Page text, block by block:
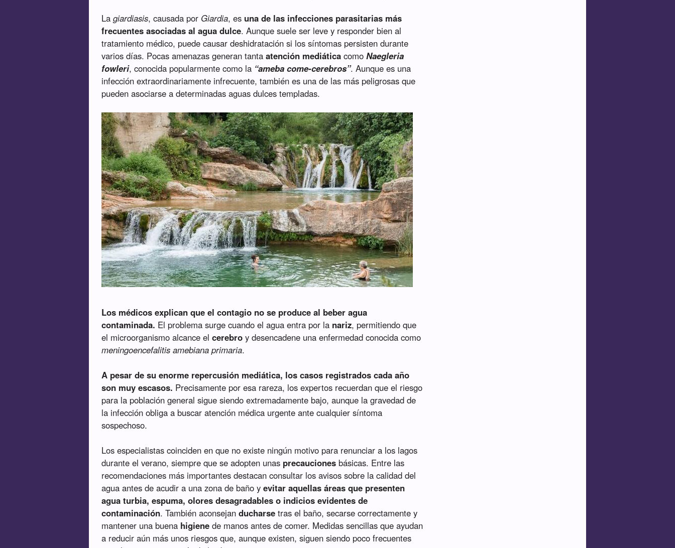
Lagiardiasis, causada por Giardia, es una de las infecciones parasitarias más
frecuentes asociadas al agua dulce. Aunque suele ser leve y responder bien al
tratamiento médico, puede causar deshidratación si los síntomas persisten durante
varios días. Pocas amenazas generan tantaatención mediática comoNaegleria
fowleri, conocida popularmente como la “ameba come-cerebros”. Aunque es una
infección extraordinariamente infrecuente, también es una de las más peligrosas que
pueden asociarse a determinadas aguas dulces templadas.
Los médicos explican que el contagio no se produce al beber agua
contaminada. El problema surge cuando el agua entra por la nariz, permitiendo que
el microorganismo alcance elcerebro y desencadene una enfermedad conocida como
meningoencefalitis amebiana primaria.
A pesar de su enorme repercusión mediática, los casos registrados cada año
son muy escasos. Precisamente por esa rareza, los expertos recuerdan que el riesgo
para la población general sigue siendo extremadamente bajo, aunque la gravedad de
la infección obliga a buscar atención médica urgente ante cualquier síntoma
sospechoso.
Los especialistas coinciden en que no existe ningún motivo para renunciar a los lagos
durante el verano, siempre que se adopten unas precauciones básicas. Entre las
recomendaciones más importantes destacan consultar los avisos sobre la calidad del
agua antes de acudir a una zona de baño yevitar aquellas áreas que presenten
agua turbia, espuma, olores desagradables o indicios evidentes de
contaminación. También aconsejanducharse tras el baño, secarse correctamente y
mantener una buena higiene de manos antes de comer. Medidas sencillas que ayudan
a reducir aún más unos riesgos que, aunque existen, siguen siendo poco frecuentes